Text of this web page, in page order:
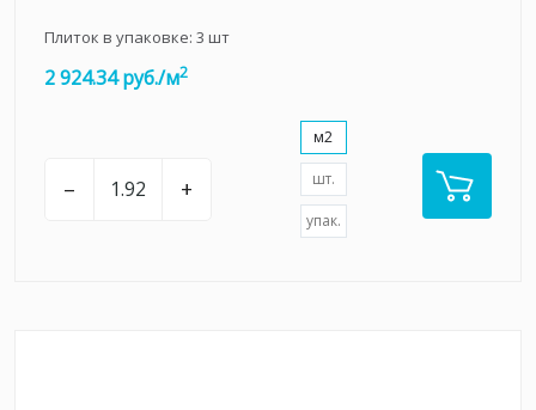
Плиток в упаковке: 3 шт
2 924.34 руб./м2
– +
м2
шт.
упак.